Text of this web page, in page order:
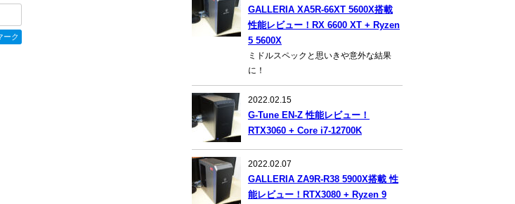
ーク
GALLERIA XA5R-66XT 5600X搭載
性能レビュー！RX 6600 XT + Ryzen
5 5600X
ミドルスペックと思いきや意外な結果
に！
2022.02.15
G-Tune EN-Z 性能レビュー！
RTX3060 + Core i7-12700K
2022.02.07
GALLERIA ZA9R-R38 5900X搭載 性
能レビュー！RTX3080 + Ryzen 9